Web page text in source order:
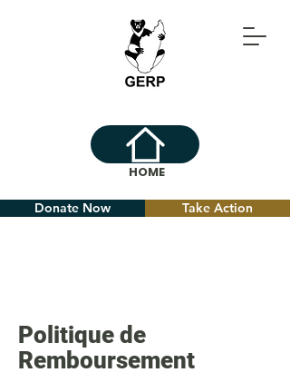
HOME
Donate Now Take Action
Politique de
Remboursement